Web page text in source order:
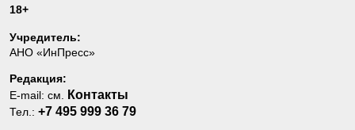
18+
Учредитель:
АНО «ИнПресс»
Редакция:
E-mail: см.
Контакты
Тел.: +7 495 999 36 79